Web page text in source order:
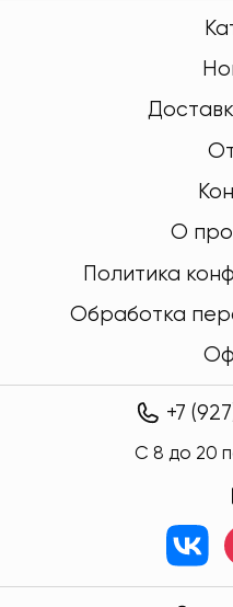
О
Политика
Обработка
+7
C 8 до 20